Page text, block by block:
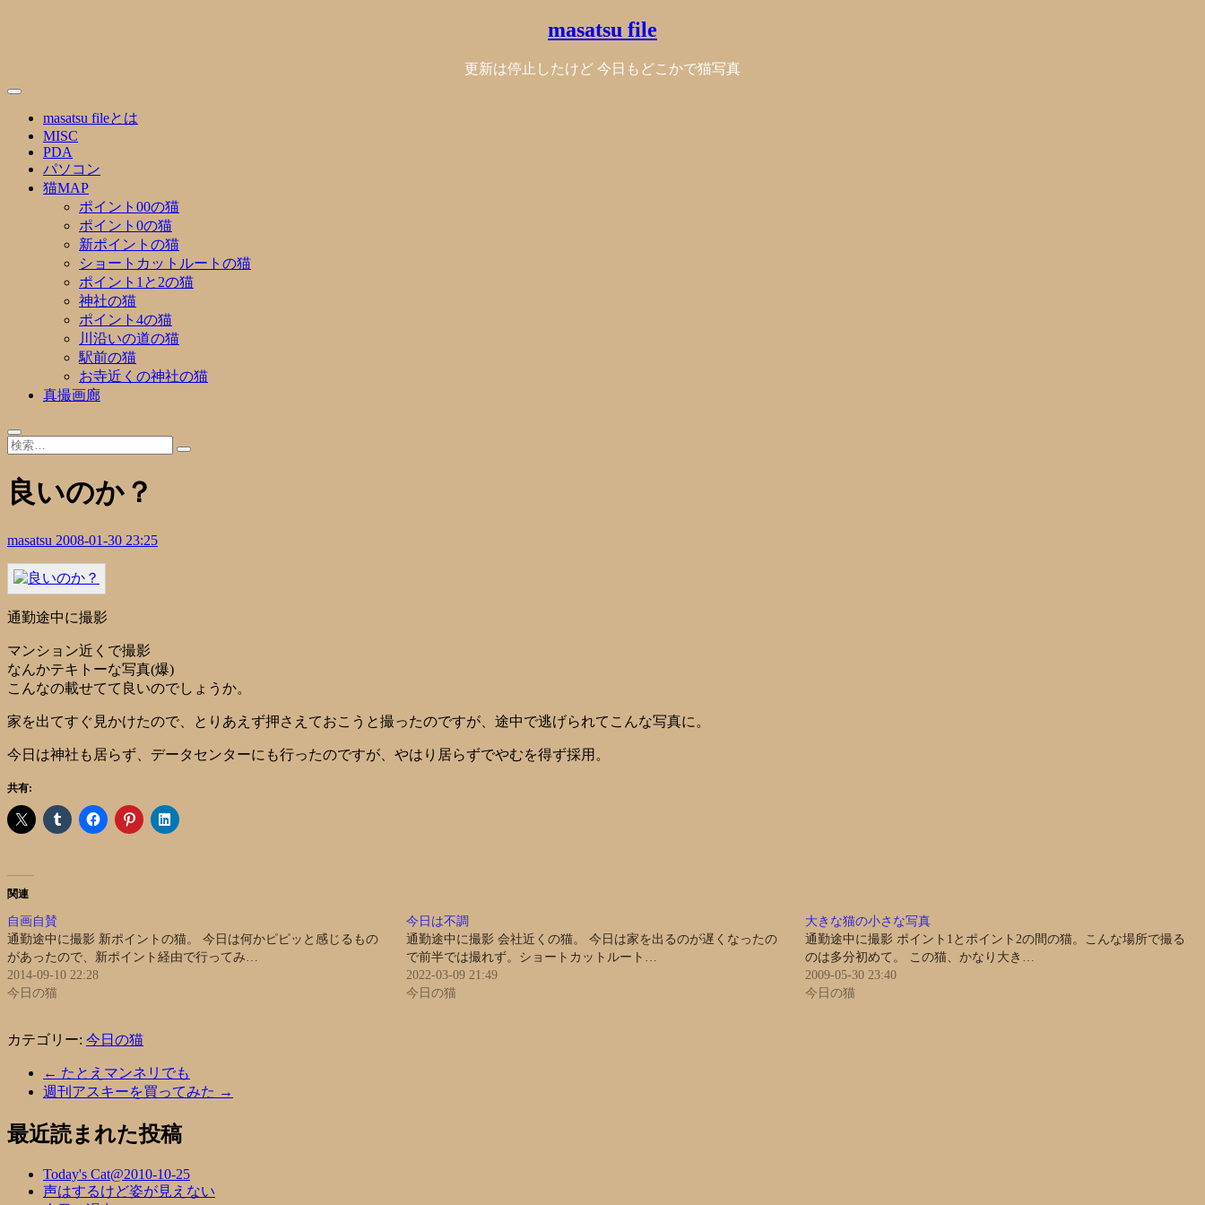
masatsu file
更新は停止したけど 今日もどこかで猫写真
masatsu fileとは
MISC
PDA
パソコン
猫MAP
ポイント00の猫
ポイント0の猫
新ポイントの猫
ショートカットルートの猫
ポイント1と2の猫
神社の猫
ポイント4の猫
川沿いの道の猫
駅前の猫
お寺近くの神社の猫
真撮画廊
良いのか？
masatsu 2008-01-30 23:25
通勤途中に撮影
マンション近くで撮影
なんかテキトーな写真(爆)
こんなの載せてて良いのでしょうか。
家を出てすぐ見かけたので、とりあえず押さえておこうと撮ったのですが、途中で逃げられてこんな写真に。
今日は神社も居らず、データセンターにも行ったのですが、やはり居らずでやむを得ず採用。
共有:
関連
自画自賛
通勤途中に撮影 新ポイントの猫。 今日は何かピピッと感じるもの
があったので、新ポイント経由で行ってみ…
2014-09-10 22:28
今日の猫
今日は不調
通勤途中に撮影 会社近くの猫。 今日は家を出るのが遅くなったの
で前半では撮れず。ショートカットルート…
2022-03-09 21:49
今日の猫
大きな猫の小さな写真
通勤途中に撮影 ポイント1とポイント2の間の猫。こんな場所で撮る
のは多分初めて。 この猫、かなり大き…
2009-05-30 23:40
今日の猫
カテゴリー: 今日の猫
← たとえマンネリでも
週刊アスキーを買ってみた →
最近読まれた投稿
Today's Cat@2010-10-25
声はするけど姿が見えない